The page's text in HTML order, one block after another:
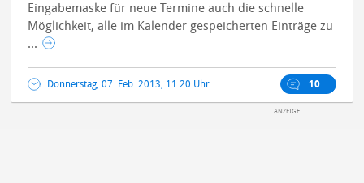
Eingabemaske für neue Termine auch die schnelle
Möglichkeit, alle im Kalender gespeicherten Einträge zu
...
Donnerstag, 07. Feb. 2013, 11:20 Uhr 10